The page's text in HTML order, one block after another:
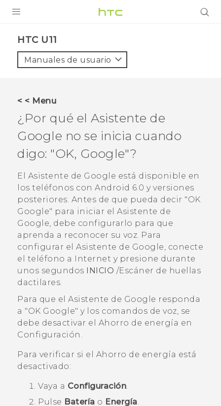
VIVE
VIVERSE
AYUDA
HTC Devices & Accessories
Video Tutorials
HTC U11‎
Manuales de usuario
< < Menu
¿Por qué el Asistente de
Google no se inicia cuando
digo: "‍OK, Google"‍?
El Asistente de Google está disponible en
los teléfonos con Android 6.0 y versiones
posteriores. Antes de que pueda decir "‍OK
Google"‍ para iniciar el Asistente de
Google, debe configurarlo para que
aprenda a reconocer su voz. Para
configurar el Asistente de Google, conecte
el teléfono a Internet y presione durante
unos segundos
INICIO /Escáner de huellas
dactilares.
Para que el Asistente de Google responda
a "‍OK Google"‍ y los comandos de voz, se
debe desactivar el Ahorro de energía en
Configuración .
Para verificar si el Ahorro de energía está
desactivado:
Vaya a Configuración.
Pulse Batería o Energía.